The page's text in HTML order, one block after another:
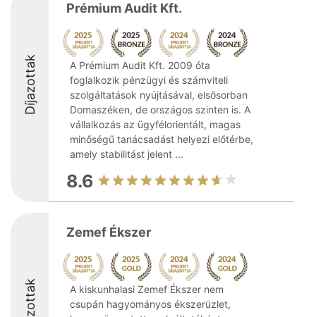
Díjazottak
Prémium Audit Kft.
A Prémium Audit Kft. 2009 óta
foglalkozik pénzügyi és számviteli
szolgáltatások nyújtásával, elsősorban
Domaszéken, de országos szinten is. A
vállalkozás az ügyfélorientált, magas
minőségű tanácsadást helyezi előtérbe,
amely stabilitást jelent ...
8.6
Zemef Ékszer
A kiskunhalasi Zemef Ékszer nem
csupán hagyományos ékszerüzlet,